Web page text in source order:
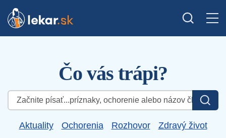
Čo vás trápi?
Hľadať:
Aktuality Ochorenia Rozhovor Zdravý život